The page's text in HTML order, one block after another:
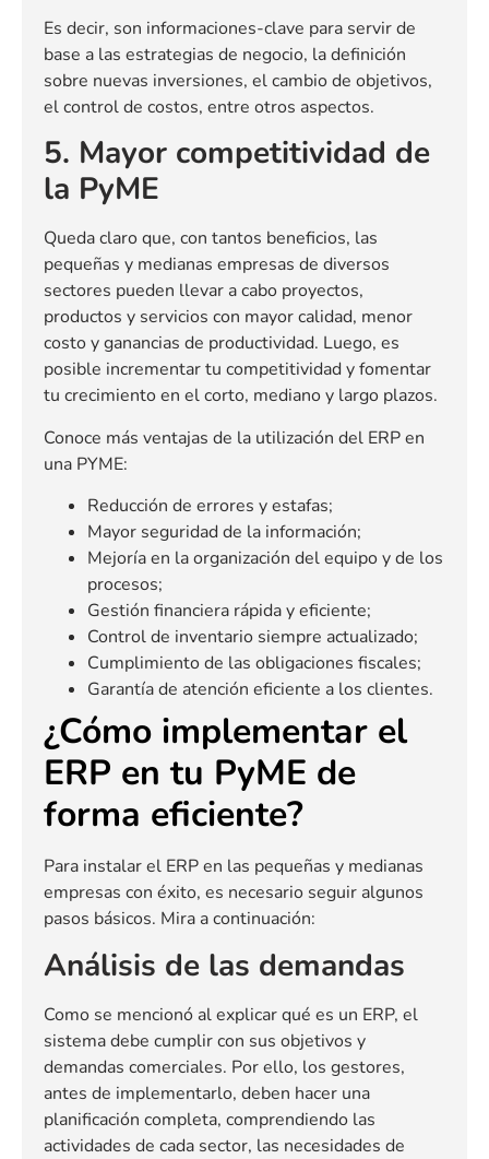
Es decir, son informaciones-clave para servir de
base a las estrategias de negocio, la definición
sobre nuevas inversiones, el cambio de objetivos,
el control de costos, entre otros aspectos.
5. Mayor competitividad de
la PyME
Queda claro que, con tantos beneficios, las
pequeñas y medianas empresas de diversos
sectores pueden llevar a cabo proyectos,
productos y servicios con mayor calidad, menor
costo y ganancias de productividad. Luego, es
posible incrementar tu competitividad y fomentar
tu crecimiento en el corto, mediano y largo plazos.
Conoce más ventajas de la utilización del ERP en
una PYME:
Reducción de errores y estafas;
Mayor seguridad de la información;
Mejoría en la organización del equipo y de los
procesos;
Gestión financiera rápida y eficiente;
Control de inventario siempre actualizado;
Cumplimiento de las obligaciones fiscales;
Garantía de atención eficiente a los clientes.
¿Cómo implementar el
ERP en tu PyME de
forma eficiente?
Para instalar el ERP en las pequeñas y medianas
empresas con éxito, es necesario seguir algunos
pasos básicos. Mira a continuación:
Análisis de las demandas
Como se mencionó al explicar qué es un ERP, el
sistema debe cumplir con sus objetivos y
demandas comerciales. Por ello, los gestores,
antes de implementarlo, deben hacer una
planificación completa, comprendiendo las
actividades de cada sector, las necesidades de